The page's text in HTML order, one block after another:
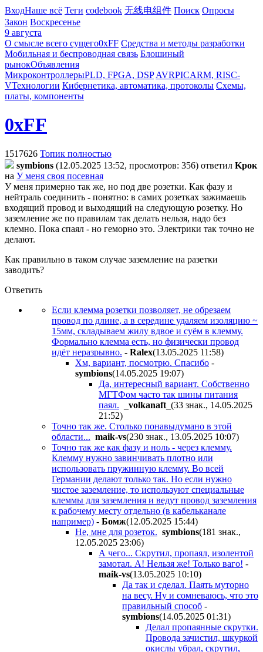
ВходНаше всё Теги codebook 无线电组件 Поиск Опросы
Закон Воскресенье
9 августа
О смысле всего сущего0xFF Средства и методы разработки
Мобильная и беспроводная связь Блошиный
рынокОбъявления
МикроконтроллерыPLD, FPGA, DSP AVRPICARM, RISC-
VТехнологии Кибернетика, автоматика, протоколы Схемы,
платы, компоненты
0xFF
1517626 Топик полностью
symbions (12.05.2025 13:52, просмотров: 356) ответил Kpoк
на У меня своя посевная
У меня примерно так же, но под две розетки. Как фазу и
нейтраль соединить - понятно: в самих розетках зажимаешь
входящий провод и выходящий на следующую розетку. Но
заземление же по правилам так делать нельзя, надо без
клемно. Пока спаял - но геморно это. Электрики так точно не
делают.
Как правильно в таком случае заземление на разетки
заводить?
Ответить
Если клемма розетки позволяет, не обрезаем
провод по длине, а в середине удаляем изоляцию ~
15мм, складываем жилу вдвое и суём в клемму.
Формально клемма есть, но физически провод
идёт неразрывно. - Ralex(13.05.2025 11:58)
Хм, вариант, посмотрю. Спасибо -
symbions(14.05.2025 19:07)
Да, интересный вариант. Собственно
МГТФом часто так шины питания
паял.
_volkanaft_ (33 знак., 14.05.2025
21:52)
Точно так же. Столько понавыдумано в этой
области... maik-vs(230 знак., 13.05.2025 10:07)
Точно так же как фазу и ноль - через клемму.
Клемму нужно завинчивать плотно или
использовать пружинную клемму. Во всей
Германии делают только так. Но если нужно
чистое заземление, то используют специальные
клеммы для заземления и ведут провод заземления
к рабочему месту отдельно (в кабельканале
например) - Бoмж(12.05.2025 15:44)
Не, мне для розеток. symbions(181 знак.,
12.05.2025 23:06)
А чего... Скрутил, пропаял, изолентой
замотал. А! Нельзя же! Только ваго! -
maik-vs(13.05.2025 10:10)
Да так и сделал. Паять муторно
на весу. Ну и сомневаюсь, что это
правильный способ -
symbions(14.05.2025 01:31)
Делал пропаянные скрутки.
Провода зачистил, шкуркой
окислы убрал, скрутил,